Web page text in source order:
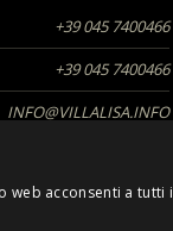
+39 045 7400466
+39 045 7400466
INFO@VILLALISA.INFO
web acconsenti a tutti i